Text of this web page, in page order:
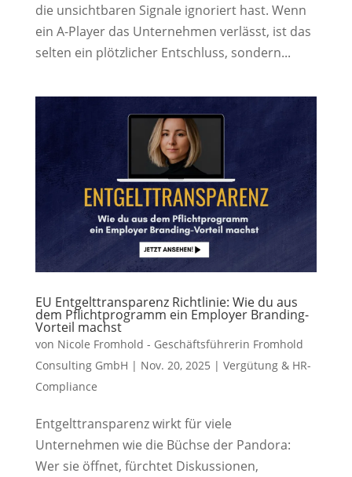
die unsichtbaren Signale ignoriert hast. Wenn
ein A-Player das Unternehmen verlässt, ist das
selten ein plötzlicher Entschluss, sondern...
EU Entgelttransparenz Richtlinie: Wie du aus
dem Pflichtprogramm ein Employer Branding-
Vorteil machst
von Nicole Fromhold - Geschäftsführerin Fromhold
Consulting GmbH | Nov. 20, 2025 | Vergütung & HR-
Compliance
Entgelttransparenz wirkt für viele
Unternehmen wie die Büchse der Pandora:
Wer sie öffnet, fürchtet Diskussionen,